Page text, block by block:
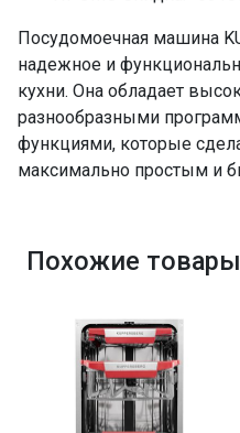
Посудомоечная машина
надежное и
кухни. Она обладает
разнообразными
функциями, которые
максимально простым и
Похожие товары